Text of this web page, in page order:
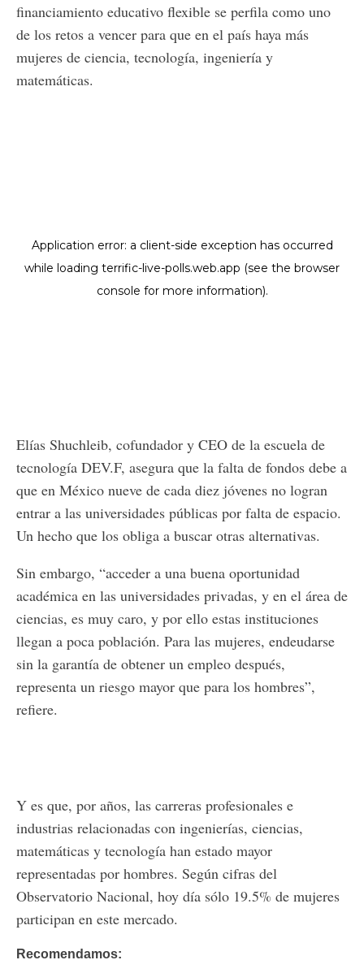
financiamiento educativo flexible se perfila como uno
de los retos a vencer para que en el país haya más
mujeres de ciencia, tecnología, ingeniería y
matemáticas.
Elías Shuchleib, cofundador y CEO de la escuela de
tecnología DEV.F, asegura que la falta de fondos debe a
que en México nueve de cada diez jóvenes no logran
entrar a las universidades públicas por falta de espacio.
Un hecho que los obliga a buscar otras alternativas.
Sin embargo, “acceder a una buena oportunidad
académica en las universidades privadas, y en el área de
ciencias, es muy caro, y por ello estas instituciones
llegan a poca población. Para las mujeres, endeudarse
sin la garantía de obtener un empleo después,
representa un riesgo mayor que para los hombres”,
refiere.
Y es que, por años, las carreras profesionales e
industrias relacionadas con ingenierías, ciencias,
matemáticas y tecnología han estado mayor
representadas por hombres. Según cifras del
Observatorio Nacional, hoy día sólo 19.5% de mujeres
participan en este mercado.
Recomendamos: